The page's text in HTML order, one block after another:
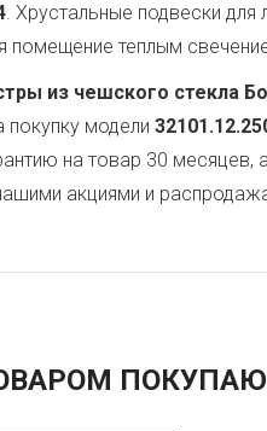
. Хрустальные подвески
помещение теплым
из чешского стекла
покупку модели
на товар 30
акциями и